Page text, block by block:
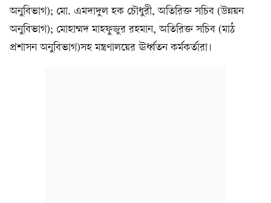
অনুবিভাগ); মো. এমদাদুল হক চৌধুরী, অতিরিক্ত সচিব (উন্নয়ন
অনুবিভাগ); মোহাম্মদ মাহফুজুর রহমান, অতিরিক্ত সচিব (মাঠ
প্রশাসন অনুবিভাগ)সহ মন্ত্রণালয়ের ঊর্ধ্বতন কর্মকর্তারা।